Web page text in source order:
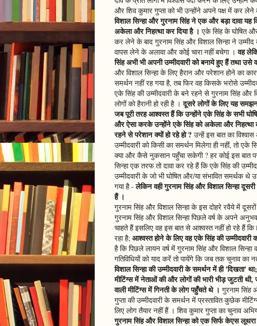
और शिव कुमार गुप्ता को भी उन्होंने अपने पक्ष में कर लेने
विशाल सिन्हा और गुरनाम सिंह ने एक और बड़ा दावा
अकेला और निहत्था कर दिया है । एके सिंह के घोषित
कर लेने के बाद गुरनाम सिंह और विशाल सिन्हा ने
वापस लेने के अलावा और कोई चारा नहीं बचेगा ।वह
सिंह अभी भी अपनी उम्मीदवारी को बनाये हुए हैं तथा
और विशाल सिन्हा के लिए हैरान और परेशान होने का
समर्थन नहीं रह गया है, तब फिर वह किसके भरोसे
एके सिंह की उम्मीदवारी के बने रहने से गुरनाम सिंह और
लोगों को हैरानी हो रही है ।दूसरे लोगों के लिए यह
जब पूरी तरह आश्वस्त हैं कि उन्होंने एके सिंह के सभी
और ऐसा करके उन्होंने एके सिंह को अकेला और निहत्था
रहने से परेशान क्यों हो रहे हो ? उन्हें इस बात का
उम्मीदवारी को किसी का समर्थन मिलेगा ही नहीं, तो एके
क्या और कैसे नुकसान पहुँचा सकेगी ? हर कोई इस बात
सिन्हा एक तरफ तो दावा कर रहे हैं कि एके सिंह की
उम्मीदवारी के जो भी घोषित और/या संभावित समर्थक थे
गया है -लेकिन वही गुरनाम सिंह और विशाल सिन्हा
हैं ।
गुरनाम सिंह और विशाल सिन्हा के इस दोहरे रवैये में
गुरनाम सिंह और विशाल सिन्हा पिछले वर्ष के अपने
चाहते हैं इसलिए वह इस बात से आश्वस्त नहीं हो रहे हैं
रहा है; आश्वस्त होने के लिए वह एके सिंह की उम्मीदवारी
है कि पिछले लायन वर्ष में गुरनाम सिंह और विशाल
गतिविधियों को याद करें तो पायेंगे कि जब तक चुनाव का
विशाल सिन्हा की उम्मीदवारी के समर्थन में ही 'दिखता'
मीटिंग्स में नेताओं की और लोगों की भारी भीड़ जुटती थी,
वाली मीटिंग्स में गिनती के लोग पहुँचते थे । गुरनाम सिंह
गुप्ता की उम्मीदवारी के समर्थन में प्रस्तावित कुछेक
लिए लोग तैयार नहीं हैं । शिव कुमार गुप्ता का चुनाव
गुरनाम सिंह और विशाल सिन्हा को एक सिर्फ केएस